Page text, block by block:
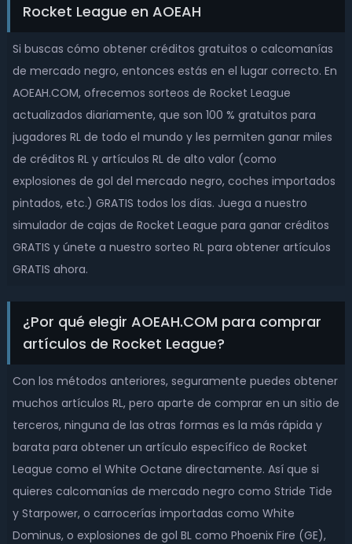
Rocket League en AOEAH
Si buscas cómo obtener créditos gratuitos o calcomanías
de mercado negro, entonces estás en el lugar correcto. En
AOEAH.COM, ofrecemos sorteos de Rocket League
actualizados diariamente, que son 100 % gratuitos para
jugadores RL de todo el mundo y les permiten ganar miles
de créditos RL y artículos RL de alto valor (como
explosiones de gol del mercado negro, coches importados
pintados, etc.) GRATIS todos los días. Juega a nuestro
simulador de cajas de Rocket League para ganar créditos
GRATIS y únete a nuestro sorteo RL para obtener artículos
GRATIS ahora.
¿Por qué elegir AOEAH.COM para comprar
artículos de Rocket League?
Con los métodos anteriores, seguramente puedes obtener
muchos artículos RL, pero aparte de comprar en un sitio de
terceros, ninguna de las otras formas es la más rápida y
barata para obtener un artículo específico de Rocket
League como el White Octane directamente. Así que si
quieres calcomanías de mercado negro como Stride Tide
y Starpower, o carrocerías importadas como White
Dominus, o explosiones de gol BL como Phoenix Fire (GE),